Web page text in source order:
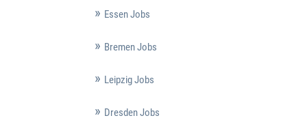
Essen Jobs
Bremen Jobs
Leipzig Jobs
Dresden Jobs